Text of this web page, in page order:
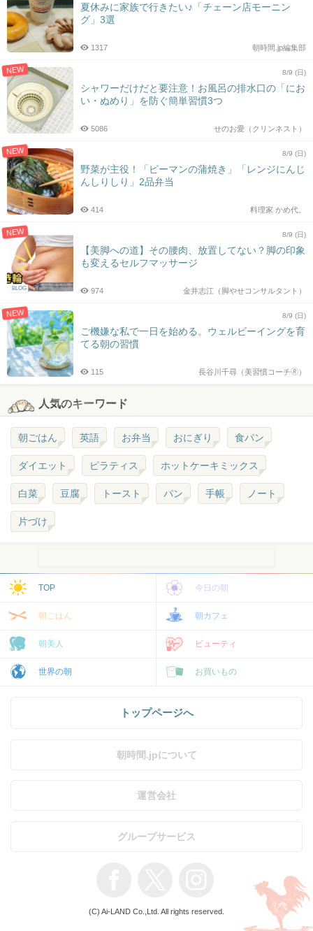
夏休みに家族で行きたい♪「チェーン店モーニン
グ」3選
朝時間.jp編集部
1317
NEW 8/9 (日)
シャワーだけだと要注意！お風呂の排水口の「にお
い・ぬめり」を防ぐ簡単習慣3つ
せのお愛（クリンネスト）
5086
NEW 8/9 (日)
野菜が主役！「ピーマンの蒲焼き」「レンジにんじ
んしりしり」2品弁当
料理家 かめ代。
414
NEW
BLOG
8/9 (日)
【美脚への道】その腰肉、放置してない？脚の印象
も変えるセルフマッサージ
金井志江（脚やせコンサルタント）
974
NEW 8/9 (日)
ご機嫌な私で一日を始める。ウェルビーイングを育
てる朝の習慣
長谷川千尋（美習慣コーチ🄬）
115
人気のキーワード
朝ごはん 英語 お弁当 おにぎり 食パン
ダイエット ピラティス ホットケーキミックス
白菜 豆腐 トースト パン 手帳 ノート
片づけ
TOP 今日の朝
朝ごはん 朝カフェ
朝美人 ビューティ
世界の朝 お買いもの
トップページへ
朝時間.jpについて
運営会社
グループサービス
(C) Ai-LAND Co.,Ltd. All rights reserved.